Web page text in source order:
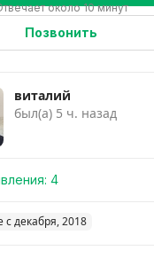
около 10 минут
Позвонить
виталий
был(а) 5 ч. назад
4
с декабря, 2018